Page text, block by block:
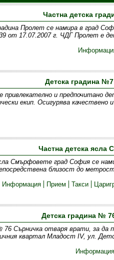
Частна детска
Пролет се намира в град
17.07.2007 г. ЧДГ Пролет е
Детска градина
и предпочитано
екип. Осигурява
Частна детска
Смърфовете град София се
близост до
Информация
Прием Такси
Детска градина №
Сърничка отваря врати, за да
квартал Младост IV, ул.
Информация